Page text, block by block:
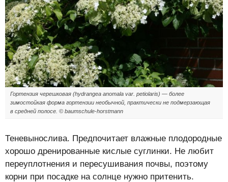
Гортензия черешковая (hydrangea anomala var. petiolaris) — более
зимостойкая форма гортензии необычной, практически не подмерзающая
в средней полосе. © baumschule-horstmann
Теневынослива. Предпочитает влажные плодородные
хорошо дренированные кислые суглинки. Не любит
переуплотнения и пересушивания почвы, поэтому
корни при посадке на солнце нужно притенить.